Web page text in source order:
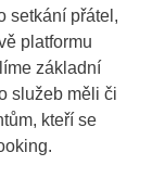
setkání přátel,
platformu
základní
služeb měli či
kteří se